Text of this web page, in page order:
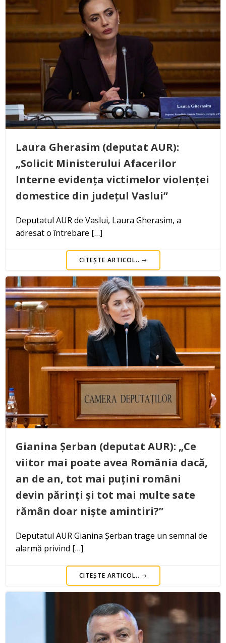
Laura Gherasim (deputat AUR):
„Solicit Ministerului Afacerilor
Interne evidența victimelor violenței
domestice din județul Vaslui”
Deputatul AUR de Vaslui, Laura Gherasim, a
adresat o întrebare […]
CITEȘTE ARTICOL..
Gianina Șerban (deputat AUR): „Ce
viitor mai poate avea România dacă,
an de an, tot mai puțini români
devin părinți și tot mai multe sate
rămân doar niște amintiri?”
Deputatul AUR Gianina Șerban trage un semnal de
alarmă privind […]
CITEȘTE ARTICOL..